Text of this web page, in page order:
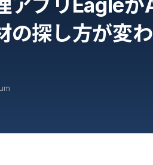
アプリEagle
の探し方が変